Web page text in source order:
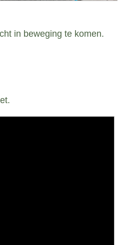
in beweging te komen.